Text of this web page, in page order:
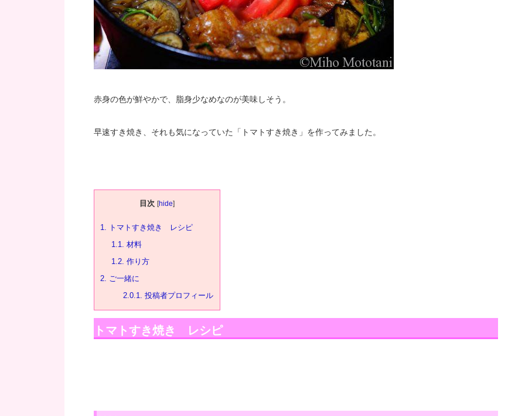
赤身の色が鮮やかで、脂身少なめなのが美味しそう。
早速すき焼き、それも気になっていた「トマトすき焼き」を作ってみました。
目次 [hide]
1. トマトすき焼き レシピ
1.1. 材料
1.2. 作り方
2. ご一緒に
2.0.1. 投稿者プロフィール
トマトすき焼き レシピ